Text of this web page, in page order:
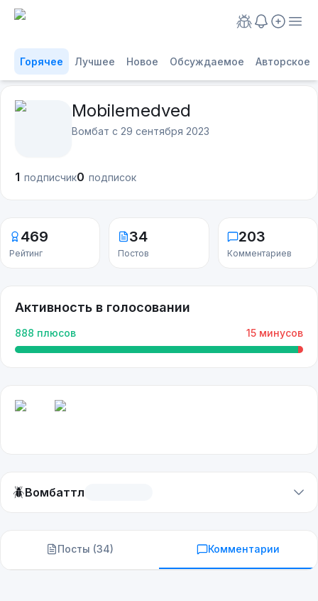
Горячее Лучшее Новое Обсуждаемое Авторское
Mobilemedved
Вомбат с 29 сентября 2023
1 подписчик0 подписок
469
Рейтинг
34
Постов
203
Комментариев
Активность в голосовании
888 плюсов 15 минусов
🪲Вомбаттл
Посты (34) Комментарии